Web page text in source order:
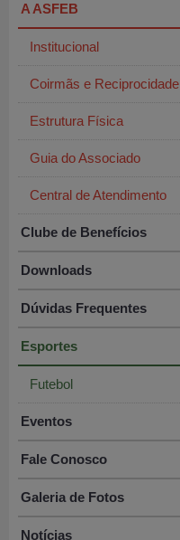
A ASFEB
Institucional
Coirmãs e Reciprocidade
Estrutura Física
Guia do Associado
Central de Atendimento
Clube de Benefícios
Downloads
Dúvidas Frequentes
Esportes
Futebol
Eventos
Fale Conosco
Galeria de Fotos
Notícias